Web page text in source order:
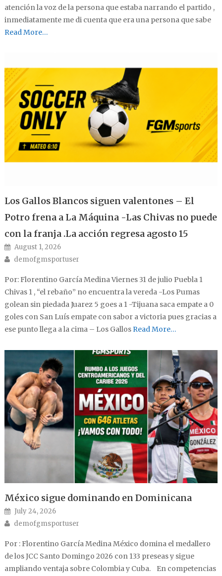
atención la voz de la persona que estaba narrando el partido ,
inmediatamente me di cuenta que era una persona que sabe
Read More…
Los Gallos Blancos siguen valentones – El
Potro frena a La Máquina -Las Chivas no puede
con la franja .La acción regresa agosto 15
Posted on
August 1, 2026
Author
demofgmsportuser
Por: Florentino García Medina Viernes 31 de julio Puebla 1
Chivas 1 , “el rebaño” no encuentra la vereda -Los Pumas
golean sin piedada Juarez 5 goes a 1 -Tijuana saca empate a 0
goles con San Luís empate con sabor a victoria pues gracias a
ese punto llega a la cima – Los GallosRead More…
México sigue dominando en Dominicana
Posted on
July 24, 2026
Author
demofgmsportuser
Por : Florentino García Medina México domina el medallero
de los JCC Santo Domingo 2026 con 133 preseas y sigue
ampliando ventaja sobre Colombia y Cuba. En competencias